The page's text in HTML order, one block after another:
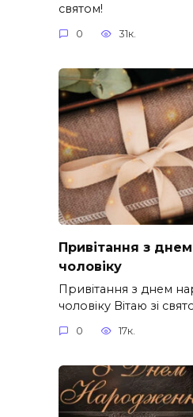
святом!
0 31к.
Привітання з
чоловіку
Привітання з днем
чоловіку Вітаю зі
0 17к.